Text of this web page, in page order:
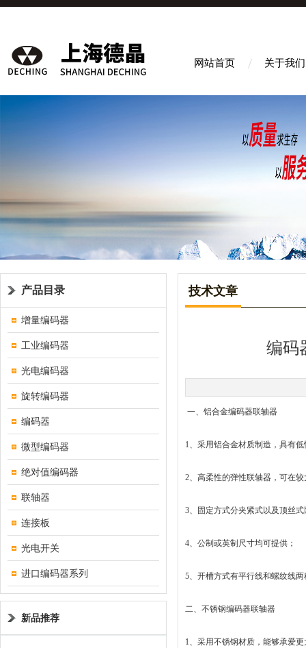
网站首页 关于我们
产品目录
增量编码器
工业编码器
光电编码器
旋转编码器
编码器
微型编码器
绝对值编码器
联轴器
连接板
光电开关
进口编码器系列
新品推荐
技术文章
编码
一、铝合金编码器联轴器
1、采用铝合金材质制造，具有
2、高柔性的弹性联轴器，可在
3、固定方式分夹紧式以及顶丝式
4、公制或英制尺寸均可提供；
5、开槽方式有平行线和螺纹线两
二、不锈钢编码器联轴器
1、采用不锈钢材质，能够承爱